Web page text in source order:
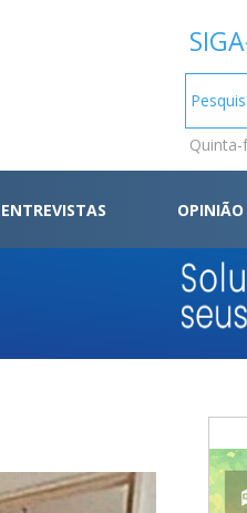
ENTREVISTAS OPINIÃO